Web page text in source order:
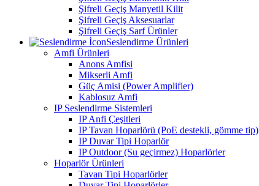
Şifreli Geçiş Manyetil Kilit
Şifreli Geçiş Aksesuarlar
Şifreli Geçiş Sarf Ürünler
Seslendirme Ürünleri
Amfi Ürünleri
Anons Amfisi
Mikserli Amfi
Güç Amisi (Power Amplifier)
Kablosuz Amfi
IP Seslendirme Sistemleri
IP Anfi Çeşitleri
IP Tavan Hoparlörü (PoE destekli, gömme tip)
IP Duvar Tipi Hoparlör
IP Outdoor (Su geçirmez) Hoparlörler
Hoparlör Ürünleri
Tavan Tipi Hoparlörler